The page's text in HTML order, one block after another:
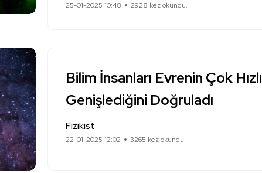
25-01-2025 10:48 2928 kez okundu.
Bilim İnsanları Evrenin Çok Hızlı
Genişlediğini Doğruladı
Fizikist
22-01-2025 12:02 3265 kez okundu.